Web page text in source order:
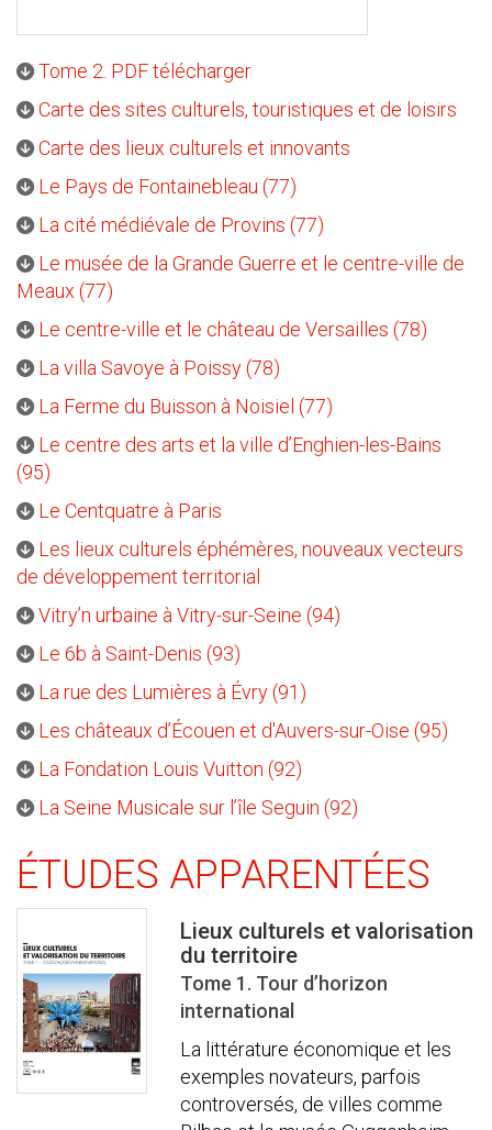
Tome 2. PDF télécharger
Carte des sites culturels, touristiques et de loisirs
Carte des lieux culturels et innovants
Le Pays de Fontainebleau (77)
La cité médiévale de Provins (77)
Le musée de la Grande Guerre et le centre-ville de
Meaux (77)
Le centre-ville et le château de Versailles (78)
La villa Savoye à Poissy (78)
La Ferme du Buisson à Noisiel (77)
Le centre des arts et la ville d’Enghien-les-Bains
(95)
Le Centquatre à Paris
Les lieux culturels éphémères, nouveaux vecteurs
de développement territorial
Vitry’n urbaine à Vitry-sur-Seine (94)
Le 6b à Saint-Denis (93)
La rue des Lumières à Évry (91)
Les châteaux d’Écouen et d'Auvers-sur-Oise (95)
La Fondation Louis Vuitton (92)
La Seine Musicale sur l’île Seguin (92)
ÉTUDES APPARENTÉES
Lieux culturels et valorisation
du territoire
Tome 1. Tour d’horizon
international
La littérature économique et les
exemples novateurs, parfois
controversés, de villes comme